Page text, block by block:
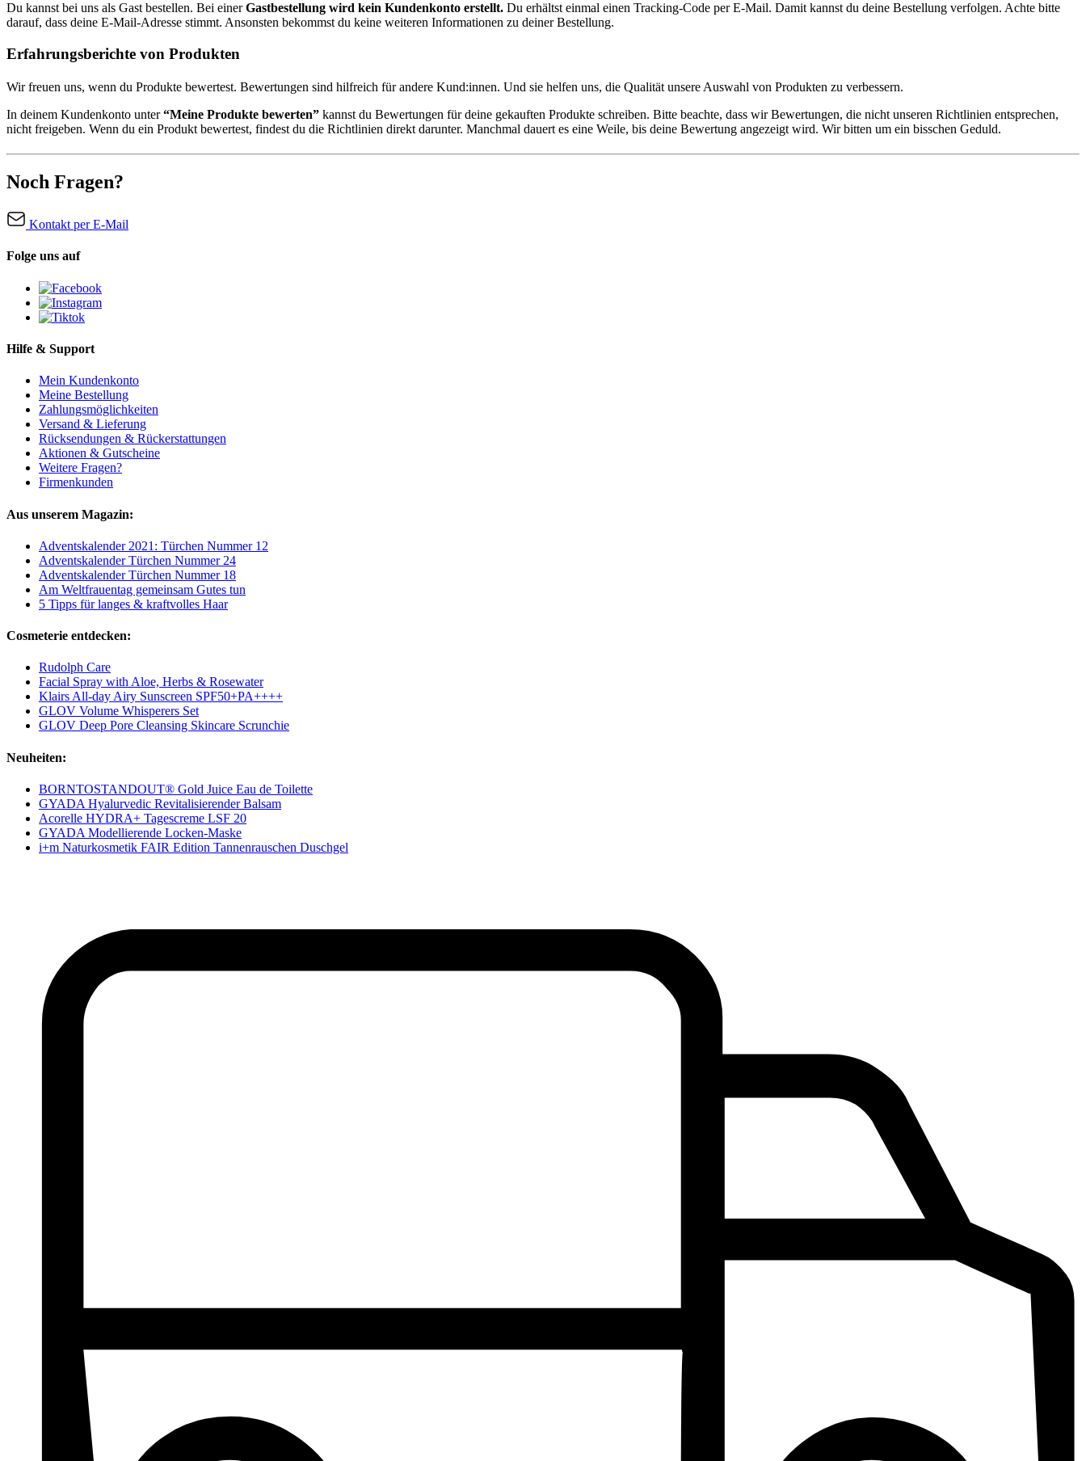
Du kannst bei uns als Gast bestellen. Bei einerGastbestellung wird kein Kundenkonto erstellt. Du erhältst einmal einen Tracking-Code per E-Mail. Damit kannst du deine Bestellung verfolgen. Achte bitte
darauf, dass deine E-Mail-Adresse stimmt. Ansonsten bekommst du keine weiteren Informationen zu deiner Bestellung.
Erfahrungsberichte von Produkten
Wir freuen uns, wenn du Produkte bewertest. Bewertungen sind hilfreich für andere Kund:innen. Und sie helfen uns, die Qualität unsere Auswahl von Produkten zu verbessern.
In deinem Kundenkonto unter“Meine Produkte bewerten” kannst du Bewertungen für deine gekauften Produkte schreiben. Bitte beachte, dass wir Bewertungen, die nicht unseren Richtlinien entsprechen,
nicht freigeben. Wenn du ein Produkt bewertest, findest du die Richtlinien direkt darunter. Manchmal dauert es eine Weile, bis deine Bewertung angezeigt wird. Wir bitten um ein bisschen Geduld.
Noch Fragen?
Kontakt per E-Mail
Folge uns auf
Hilfe & Support
Mein Kundenkonto
Meine Bestellung
Zahlungsmöglichkeiten
Versand & Lieferung
Rücksendungen & Rückerstattungen
Aktionen & Gutscheine
Weitere Fragen?
Firmenkunden
Aus unserem Magazin:
Adventskalender 2021: Türchen Nummer 12
Adventskalender Türchen Nummer 24
Adventskalender Türchen Nummer 18
Am Weltfrauentag gemeinsam Gutes tun
5 Tipps für langes & kraftvolles Haar
Cosmeterie entdecken:
Rudolph Care
Facial Spray with Aloe, Herbs & Rosewater
Klairs All-day Airy Sunscreen SPF50+PA++++
GLOV Volume Whisperers Set
GLOV Deep Pore Cleansing Skincare Scrunchie
Neuheiten:
BORNTOSTANDOUT® Gold Juice Eau de Toilette
GYADA Hyalurvedic Revitalisierender Balsam
Acorelle HYDRA+ Tagescreme LSF 20
GYADA Modellierende Locken-Maske
i+m Naturkosmetik FAIR Edition Tannenrauschen Duschgel